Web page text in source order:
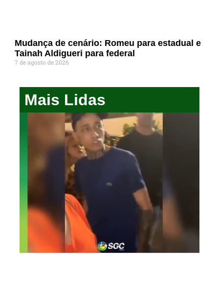
Mudança de cenário: Romeu para estadual e
Tainah Aldigueri para federal
7 de agosto de 2026
Mais Lidas